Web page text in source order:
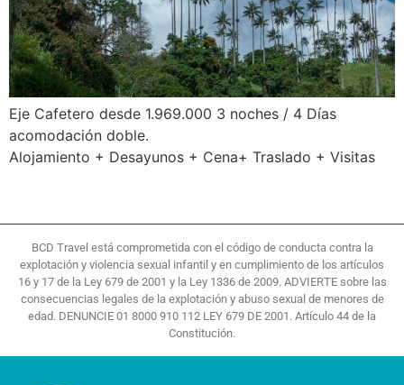
Eje Cafetero desde 1.969.000 3 noches / 4 Días
acomodación doble.
Alojamiento + Desayunos + Cena+ Traslado + Visitas
BCD Travel está comprometida con el código de conducta contra la
explotación y violencia sexual infantil y en cumplimiento de los artículos
16 y 17 de la Ley 679 de 2001 y la Ley 1336 de 2009. ADVIERTE sobre las
consecuencias legales de la explotación y abuso sexual de menores de
edad. DENUNCIE 01 8000 910 112 LEY 679 DE 2001. Artículo 44 de la
Constitución.